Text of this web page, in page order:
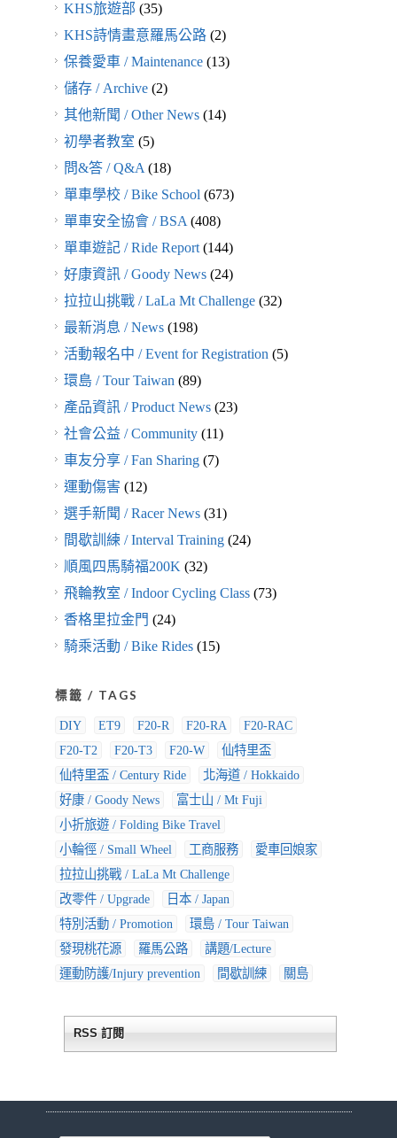
KHS旅遊部 (35)
KHS詩情畫意羅馬公路(2)
保養愛車 / Maintenance(13)
儲存 / Archive(2)
其他新聞 / Other News(14)
初學者教室 (5)
問&答 / Q&A(18)
單車學校 / Bike School(673)
單車安全協會 / BSA(408)
單車遊記 / Ride Report(144)
好康資訊 / Goody News(24)
拉拉山挑戰 / LaLa Mt Challenge(32)
最新消息 / News(198)
活動報名中 / Event for Registration(5)
環島 / Tour Taiwan(89)
產品資訊 / Product News(23)
社會公益 / Community(11)
車友分享 / Fan Sharing(7)
運動傷害(12)
選手新聞 / Racer News(31)
間歇訓練 / Interval Training(24)
順風四馬騎福200K(32)
飛輪教室 / Indoor Cycling Class(73)
香格里拉金門 (24)
騎乘活動 / Bike Rides(15)
標籤 / TAGS
DIY ET9 F20-R F20-RA
F20-RAC
F20-T2
F20-T3 F20-W
仙特里盃
仙特里盃 / Century Ride
北海道 / Hokkaido
好康 / Goody News
富士山 / Mt Fuji
小折旅遊 / Folding Bike Travel
小輪徑 / Small Wheel
工商服務
愛車回娘家
拉拉山挑戰 / LaLa Mt Challenge
改零件 / Upgrade
日本 / Japan
特別活動 / Promotion
環島 / Tour Taiwan
發現桃花源
羅馬公路
講題/Lecture
運動防護/Injury prevention
間歇訓練 關島
RSS 訂閱